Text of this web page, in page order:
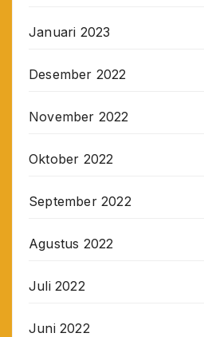
Januari 2023
Desember 2022
November 2022
Oktober 2022
September 2022
Agustus 2022
Juli 2022
Juni 2022